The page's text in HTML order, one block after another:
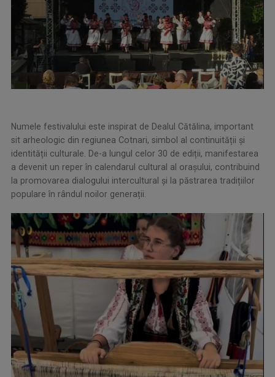
Numele festivalului este inspirat de Dealul Cătălina, important
sit arheologic din regiunea Cotnari, simbol al continuității și
identității culturale. De-a lungul celor 30 de ediții, manifestarea
a devenit un reper în calendarul cultural al orașului, contribuind
la promovarea dialogului intercultural și la păstrarea tradițiilor
populare în rândul noilor generații.